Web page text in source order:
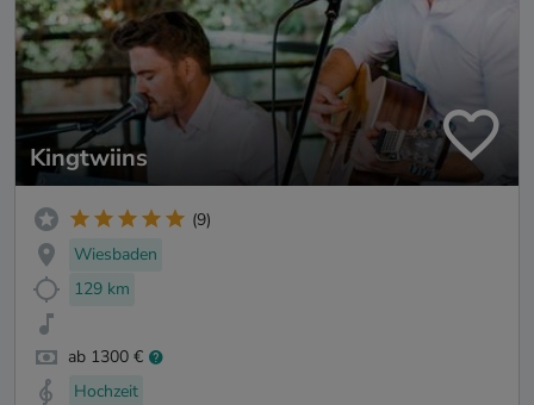
Kingtwiins
(9)
Wiesbaden
129 km
ab 1300 €
Hochzeit